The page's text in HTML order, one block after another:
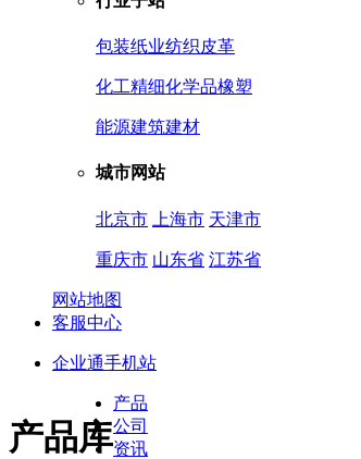
包装纸业纺织皮革
化工精细化学品橡塑
能源建筑建材
城市网站
北京市 上海市 天津市
重庆市 山东省 江苏省
网站地图
客服中心
企业通手机站
产品库
产品
公司
资讯